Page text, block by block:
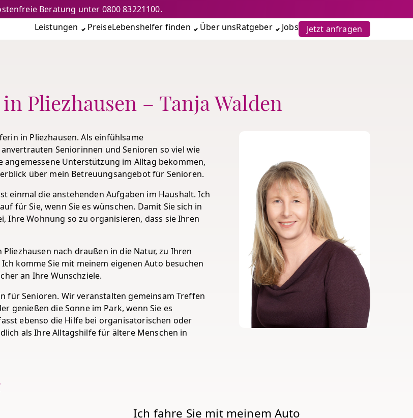
Leistungen PreiseLebenshelfer finden Über unsRatgeber Jobs Jetzt anfragen
Beratung unter 0800 83221100.
Pliezhausen – Tanja Walden
in Pliezhausen. Als einfühlsame
Seniorinnen und Senioren so viel wie
Unterstützung im Alltag bekommen,
über mein Betreuungsangebot für Senioren.
einmal die anstehenden Aufgaben im Haushalt. Ich
für Sie, wenn Sie es wünschen. Damit Sie sich in
Ihre Wohnung so zu organisieren, dass sie Ihren
nach draußen in die Natur, zu Ihren
komme Sie mit meinem eigenen Auto besuchen
an Ihre Wunschziele.
für Senioren. Wir veranstalten gemeinsam Treffen
genießen die Sonne im Park, wenn Sie es
ebenso die Hilfe bei organisatorischen oder
als Ihre Alltagshilfe für ältere Menschen in
Ich fahre Sie mit meinem Auto